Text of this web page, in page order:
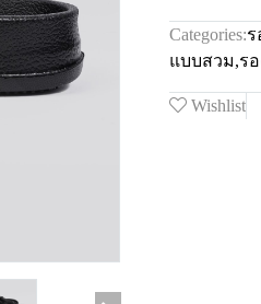
Categories:ร
แบบสวม,ร
Wishlist